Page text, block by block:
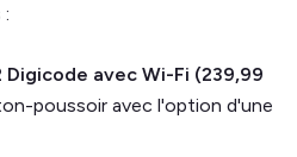
Digicode avec Wi-Fi (239,99
poussoir avec l'option d'une